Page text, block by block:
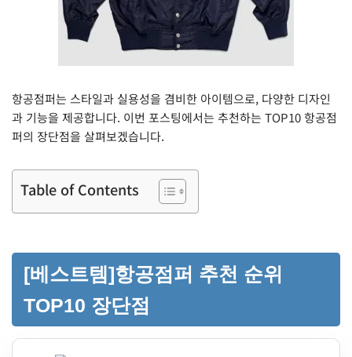
항공점퍼는 스타일과 실용성을 겸비한 아이템으로, 다양한 디자인
과 기능을 제공합니다. 이번 포스팅에서는 추천하는 TOP10 항공점
퍼의 장단점을 살펴보겠습니다.
Table of Contents
[베스트템]항공점퍼 추천 순위
TOP10 장단점